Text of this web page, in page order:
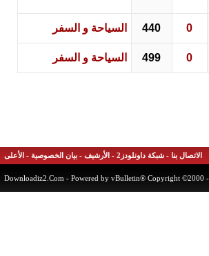
440 السياحة و السفر
499 السياحة و السفر
بنا - شبكة داونلودز2 -الأرشيف-بيان الخصوصية-الأعلى
Downloadiz2.Com- Powered by vBulletin® Copyright